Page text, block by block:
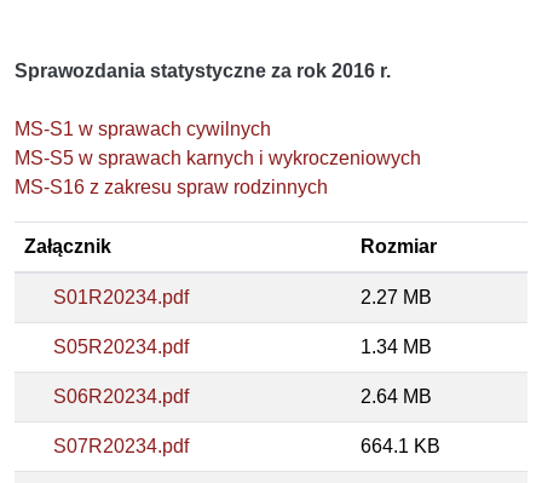
Sprawozdania statystyczne za rok 2016 r.
MS-S1 w sprawach cywilnych
MS-S5 w sprawach karnych i wykroczeniowych
MS-S16 z zakresu spraw rodzinnych
Załącznik Rozmiar
S01R20234.pdf 2.27 MB
S05R20234.pdf 1.34 MB
S06R20234.pdf 2.64 MB
S07R20234.pdf 664.1 KB